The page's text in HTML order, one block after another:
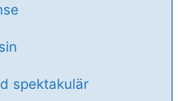
spektakulär